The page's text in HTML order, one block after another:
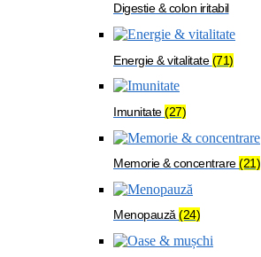
Digestie & colon iritabil
Energie & vitalitate(71)
Imunitate(27)
Memorie & concentrare(21)
Menopauză(24)